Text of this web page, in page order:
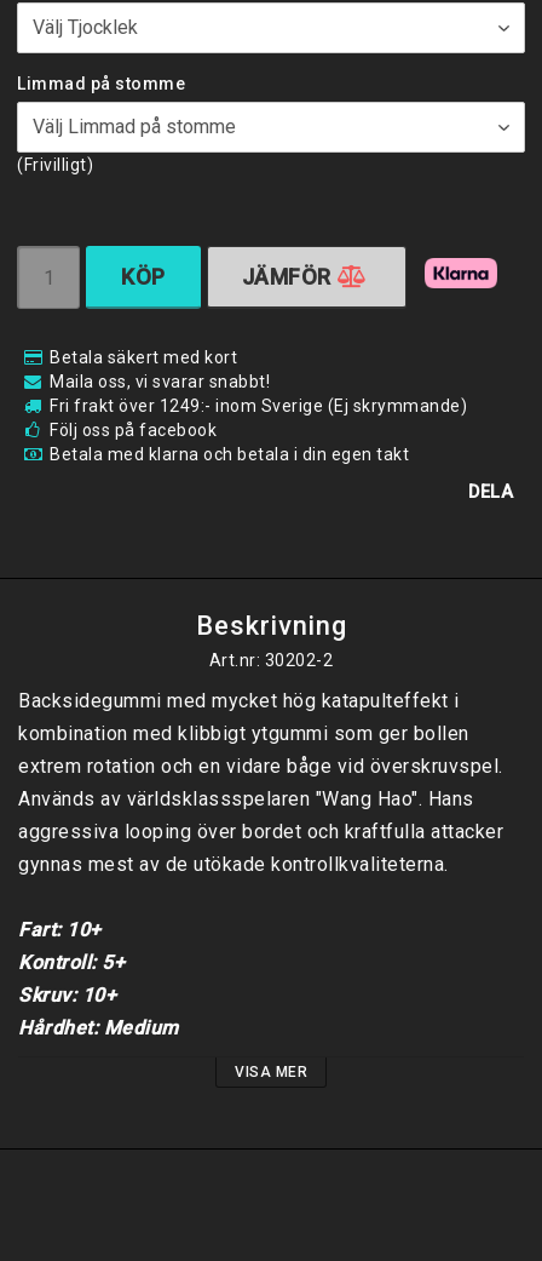
Limmad på stomme
(Frivilligt)
KÖP JÄMFÖR
Betala säkert med kort
Maila oss, vi svarar snabbt!
Fri frakt över 1249:- inom Sverige (Ej skrymmande)
Följ oss på facebook
Betala med klarna och betala i din egen takt
DELA
Beskrivning
Art.nr: 30202-2
Backsidegummi med mycket hög katapulteffekt i
kombination med klibbigt ytgummi som ger bollen
extrem rotation och en vidare båge vid överskruvspel.
Används av världsklassspelaren "Wang Hao". Hans
aggressiva looping över bordet och kraftfulla attacker
gynnas mest av de utökade kontrollkvaliteterna.
Fart: 10+
Kontroll: 5+
Skruv: 10+
Hårdhet: Medium
VISA MER